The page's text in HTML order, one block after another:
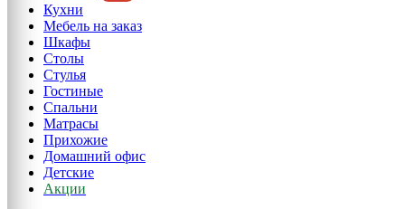
Кухни
Мебель на заказ
Шкафы
Столы
Стулья
Гостиные
Спальни
Матрасы
Прихожие
Домашний офис
Детские
Акции